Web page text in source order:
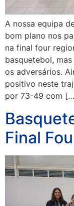
A nossa equipa
bom plano nos
na final four
basquetebol,
os adversários.
positivo neste
por 73-49 com
Final